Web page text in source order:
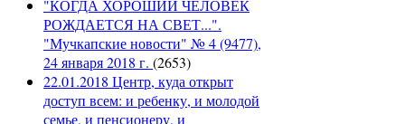
"КОГДА ХОРОШИЙ ЧЕЛОВЕК
РОЖДАЕТСЯ НА СВЕТ...".
"Мучкапские новости" № 4 (9477),
24 января 2018 г. (2653)
22.01.2018 Центр, куда открыт
доступ всем: и ребенку, и молодой
семье, и пенсионеру, и